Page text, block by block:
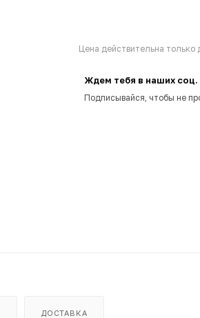
Цена действительна только
Ждем тебя в наших соц.
Подписывайся, чтобы не
ДОСТАВКА